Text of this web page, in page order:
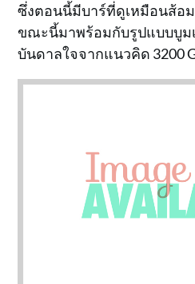
ซึ่งตอนนี้มีบาร์ที่ดูเหมือนส้อม
ขณะนี้มาพร้อมกับรูปแบบบูม
บันดาลใจจากแนวคิด 3200